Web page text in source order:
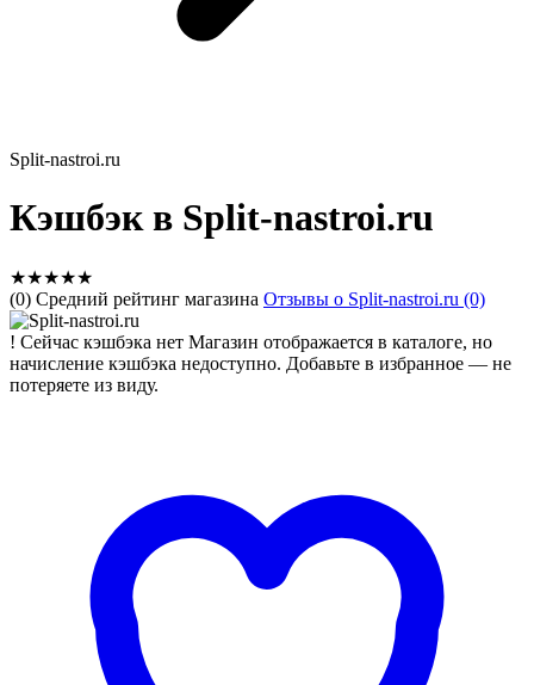
Split-nastroi.ru
Кэшбэк в Split-nastroi.ru
★★★★★
(0) Средний рейтинг магазина Отзывы о Split-nastroi.ru (0)
! Сейчас кэшбэка нет Магазин отображается в каталоге, но
начисление кэшбэка недоступно. Добавьте в избранное — не
потеряете из виду.